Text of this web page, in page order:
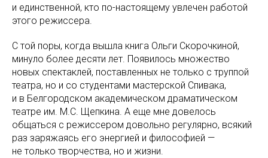
и единственной, кто по-настоящему увлечен работой
этого режиссера.
С той поры, когда вышла книга Ольги Скорочкиной,
минуло более десяти лет. Появилось множество
новых спектаклей, поставленных не только с труппой
театра, но и со студентами мастерской Спивака,
и в Белгородском академическом драматическом
театре им. М.С. Щепкина. А еще мне довелось
общаться с режиссером довольно регулярно, всякий
раз заряжаясь его энергией и философией —
не только творчества, но и жизни.